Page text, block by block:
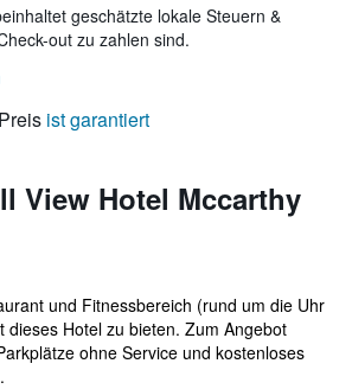
geschätzte lokale Steuern &
out zu zahlen sind.
ist garantiert
View Hotel Mccarthy
und Fitnessbereich (rund um die Uhr
dieses Hotel zu bieten. Zum Angebot
ohne Service und kostenloses